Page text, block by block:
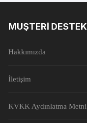
MÜŞTERI DESTEK
Hakkımızda
İletişim
KVKK Aydınlatma Metni